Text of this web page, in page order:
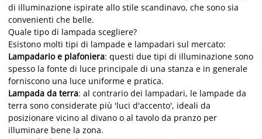
di illuminazione ispirate allo stile scandinavo, che sono sia
convenienti che belle.
Quale tipo di lampada scegliere?
Esistono molti tipi di lampade e lampadari sul mercato:
Lampadario e plafoniera: questi due tipi di illuminazione sono
spesso la fonte di luce principale di una stanza e in generale
forniscono una luce uniforme e pratica.
Lampada da terra: al contrario dei lampadari, le lampade da
terra sono considerate più 'luci d'accento', ideali da
posizionare vicino al divano o al tavolo da pranzo per
illuminare bene la zona.